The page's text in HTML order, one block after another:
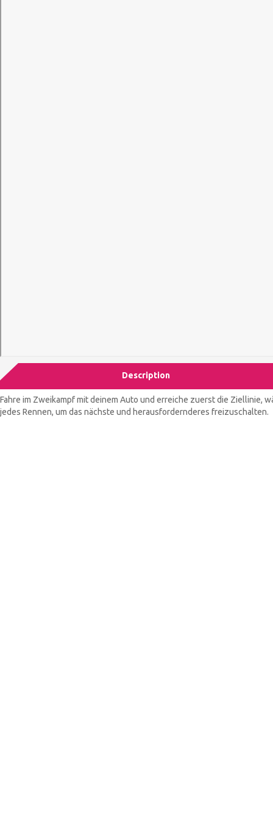
Description
Fahre im Zweikampf mit deinem Auto und erreiche zuerst die Ziellinie,
jedes Rennen, um das nächste und herausfordernderes freizuschalten.